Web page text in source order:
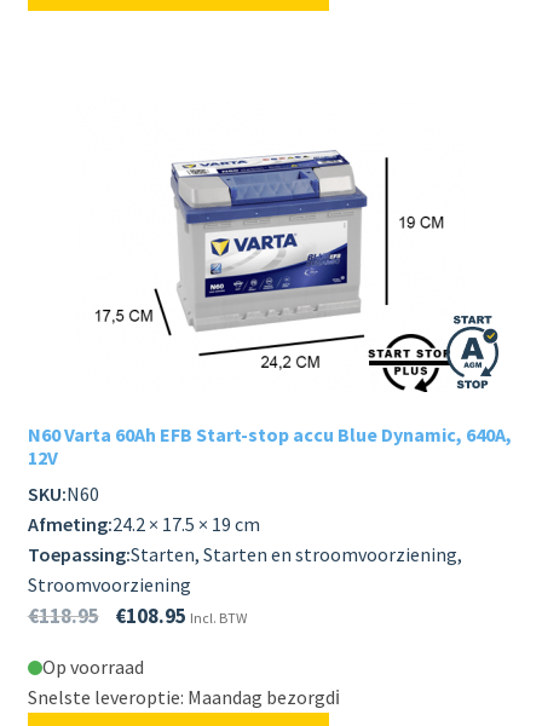
N60 Varta 60Ah EFB Start-stop accu Blue Dynamic, 640A,
12V
SKU:N60
Afmeting:24.2 × 17.5 × 19 cm
Toepassing:Starten, Starten en stroomvoorziening,
Stroomvoorziening
€118.95 €108.95 Incl. BTW
Op voorraad
Snelste leveroptie: Maandag bezorgdℹ️